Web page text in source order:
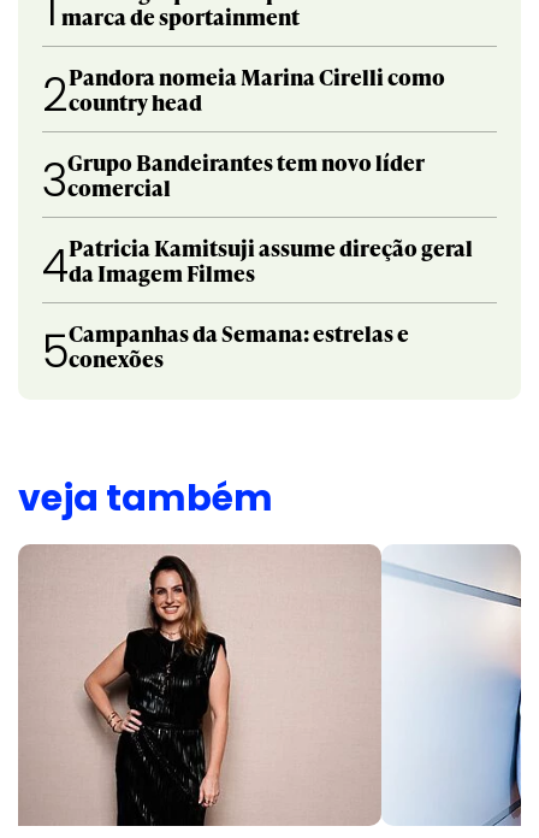
marca de sportainment
2Pandora nomeia Marina Cirelli como
country head
3Grupo Bandeirantes tem novo líder
comercial
4Patricia Kamitsuji assume direção geral
da Imagem Filmes
5Campanhas da Semana: estrelas e
conexões
veja também